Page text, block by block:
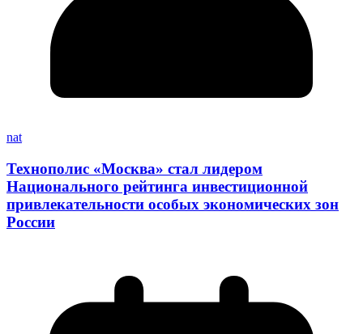
nat
Технополис «Москва» стал лидером
Национального рейтинга инвестиционной
привлекательности особых экономических зон
России